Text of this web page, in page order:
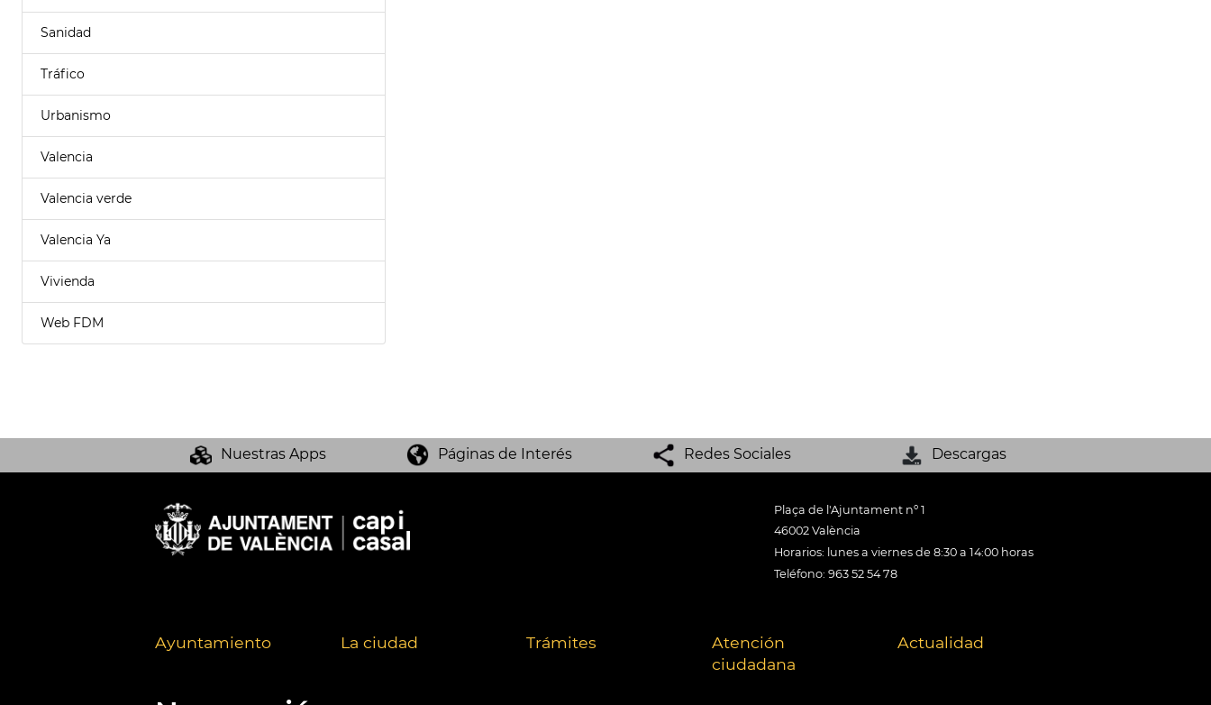
Sanidad
Tráfico
Urbanismo
Valencia
Valencia verde
Valencia Ya
Vivienda
Web FDM
Nuestras Apps Páginas de Interés Redes Sociales Descargas
Plaça de l'Ajuntament nº 1
46002 València
Horarios: lunes a viernes de 8:30 a 14:00 horas
Teléfono: 963 52 54 78
Ayuntamiento La ciudad Trámites
Atención
ciudadana
Actualidad